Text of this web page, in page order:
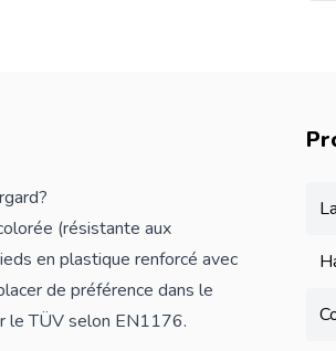
(résistante aux
en plastique renforcé avec
de préférence dans le
le TÜV selon EN1176.